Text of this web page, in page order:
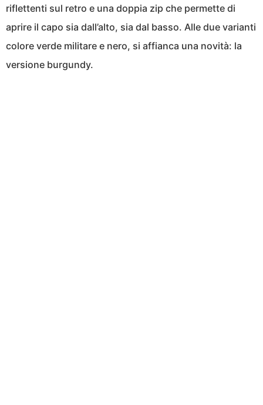
riflettenti sul retro e una doppia zip che permette di
aprire il capo sia dall’alto, sia dal basso. Alle due varianti
colore verde militare e nero, si affianca una novità: la
versione burgundy.